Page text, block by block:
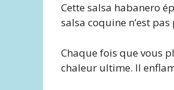
Cette salsa habanero
salsa coquine n’est
Chaque fois que vous
chaleur ultime. Il